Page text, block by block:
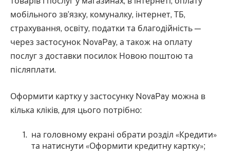
мобільного зв’язку, комуналку, інтернет, ТБ,
страхування, освіту, податки та благодійність —
через застосунок NovaPay, а також на оплату
послуг з доставки посилок Новою поштою та
післяплати.
Оформити картку у застосунку NovaPay можна в
кілька кліків, для цього потрібно:
на головному екрані обрати розділ «Кредити»
та натиснути «Оформити кредитну картку»;